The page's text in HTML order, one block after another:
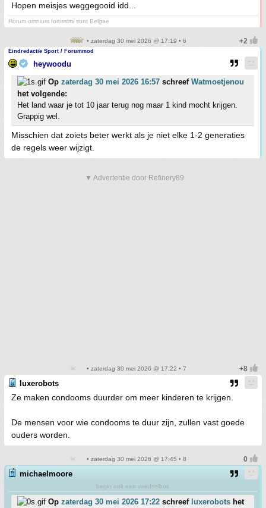
Hopen meisjes weggegooid idd...
Horum omnium fortissimi sunt Belgae
• zaterdag 30 mei 2026 @ 17:19 • 6
Eindredactie Sport / Forummod
heywoodu
Op zaterdag 30 mei 2026 16:57 schreef Watmoetjenou
het volgende:
Het land waar je tot 10 jaar terug nog maar 1 kind mocht krijgen.
Grappig wel.
Misschien dat zoiets beter werkt als je niet elke 1-2 generaties
de regels weer wijzigt.
▼ Advertentie door Refinery89
• zaterdag 30 mei 2026 @ 17:22 • 7
luxerobots
Ze maken condooms duurder om meer kinderen te krijgen.
De mensen voor wie condooms te duur zijn, zullen vast goede
ouders worden.
• zaterdag 30 mei 2026 @ 17:45 • 8
michaelmoore
begin ook een voedselbos
Op zaterdag 30 mei 2026 17:22 schreef luxerobots het